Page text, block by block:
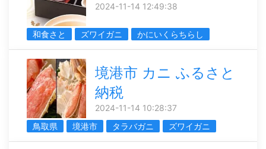
2024-11-14 12:49:38
和食さと ズワイガニ かにいくらちらし
境港市 カニ ふるさと
納税
2024-11-14 10:28:37
鳥取県
境港市 タラバガニ ズワイガニ